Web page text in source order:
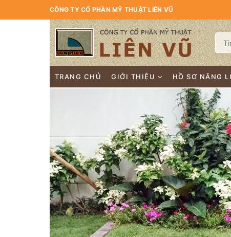
CÔNG TY CỔ PHẦN MỸ THUẬT LIÊN VŨ
TRANG CHỦ GIỚI THIỆU HỒ SƠ NĂNG